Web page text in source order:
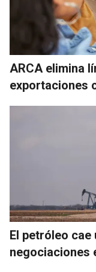
ARCA elimina
exportaciones
El petróleo cae
negociaciones